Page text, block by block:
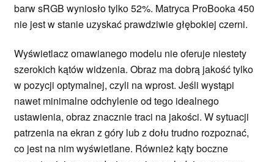
barw sRGB wyniosło tylko 52%. Matryca ProBooka 450
nie jest w stanie uzyskać prawdziwie głębokiej czerni.
Wyświetlacz omawianego modelu nie oferuje niestety
szerokich kątów widzenia. Obraz ma dobrą jakość tylko
w pozycji optymalnej, czyli na wprost. Jeśli wystąpi
nawet minimalne odchylenie od tego idealnego
ustawienia, obraz znacznie traci na jakości. W sytuacji
patrzenia na ekran z góry lub z dołu trudno rozpoznać,
co jest na nim wyświetlane. Również kąty boczne